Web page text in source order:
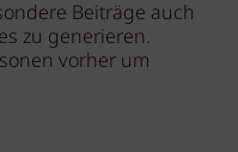
Beiträge auch
zu generieren.
vorher um